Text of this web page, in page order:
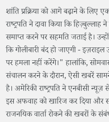
शांति प्रक्रिया को आगे बढ़ाने के लिए
राष्ट्रपति ने दावा किया कि
समाप्त करने पर सहमति जताई है।
कि गोलीबारी बंद हो जाएगी -
पर हमला नहीं करेंगे।" हालांकि,
संचालन करने के दौरान, ऐसी खबरें
है। अमेरिकी राष्ट्रपति ने एनबीसी
इस अफवाह को खारिज कर दिया और
राजनयिक वार्ता रोकने की खबरों के